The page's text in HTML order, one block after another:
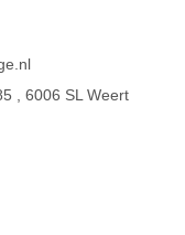
, 6006 SL Weert